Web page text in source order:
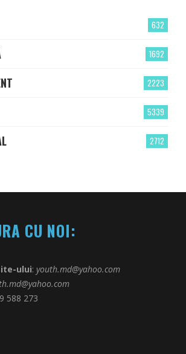
632
1692
2223
5339
2712
CU NOI:
ului: youth.md@yahoo.com
588 273